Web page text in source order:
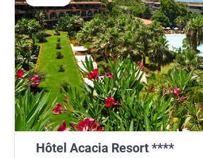
Hôtel Acacia Resort ****